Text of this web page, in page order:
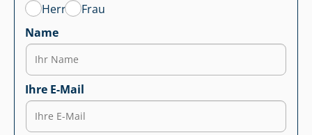
Herr
Frau
Name
Ihre E-Mail